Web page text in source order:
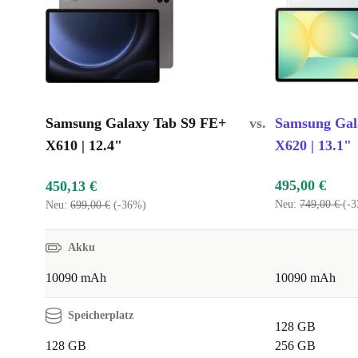
S9 FE+sieht fast wie neu aus, wurde professionell
gereinigt und technisch einwandfrei reconditioniert –
ein hochwertiges Gerät und schonst gleichzeitig
Wahl . 🌱
Display:
Speicher:
Akku: 10.090 mAh
Konnektivität:
Maße & Gewicht:
285,4 x 185,4 x 6,5 mm, 627 g
Samsung Galaxy Tab S9 FE+
X610 | 12.4"
vs.
Samsung
X620 | 13.1"
450,13 €
Neu: 699,00 € (-36%)
495,00 €
Neu: 749,00 €(-
Akku
10090 mAh 10090 mAh
Speicherplatz
128 GB
128 GB
256 GB